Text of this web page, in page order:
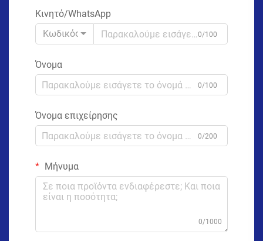
Κινητό/WhatsApp
Κωδικός
0/100
Όνομα
0/100
Όνομα επιχείρησης
0/200
Μήνυμα
0/1000